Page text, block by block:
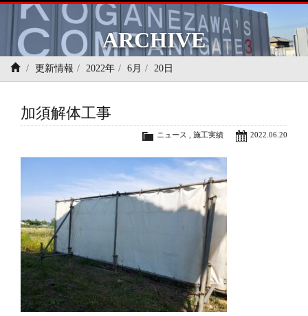
ARCHIVE
更新情報 2022年 6月 20日
加須解体工事
2022.06.20
ニュース 施工実績